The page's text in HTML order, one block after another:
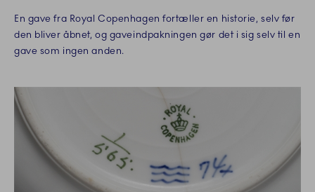
En gave fra Royal Copenhagen fortæller en historie, selv før
den bliver åbnet, og gaveindpakningen gør det i sig selv til en
gave som ingen anden.